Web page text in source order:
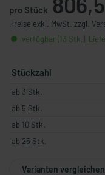
pro Stück
Preise exkl. MwSt. zzgl.
verfügbar (13 Stk.),
Stückzahl
ab 3 Stk.
ab 5 Stk.
ab 10 Stk.
ab 25 Stk.
Varianten vergleichen